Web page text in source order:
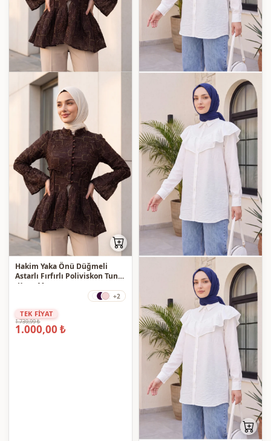
Hakim Yaka Önü Düğmeli
Astarlı Fırfırlı Poliviskon Tunik
-Koyu Mor
+2
TEK FİYAT
1.739,99 ₺
1.000,00 ₺